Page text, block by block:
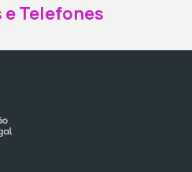
e Telefones